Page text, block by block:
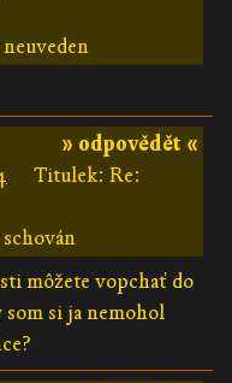
» odpovědět «
Titulek: Re:
môžete vopchať do
si ja nemohol